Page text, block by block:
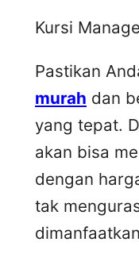
Kursi
Pastikan
murah dan
yang tepat.
akan bisa
dengan
tak